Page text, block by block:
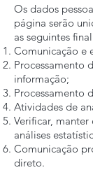
Os dados
página serão
as seguintes
Comunicação e
Processamento
informação;
Processamento
Atividades de
Verificar, manter
análises
Comunicação
direto.